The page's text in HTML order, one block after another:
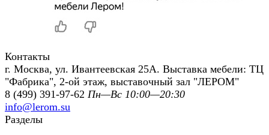
Контакты
г. Москва, ул. Ивантеевская 25А. Выставка мебели: ТЦ
"Фабрика", 2-ой этаж, выставочный зал "ЛЕРОМ"
8 (499) 391-97-62 Пн—Вс 10:00—20:30
info@lerom.su
Разделы